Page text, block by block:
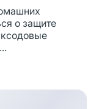
о защите